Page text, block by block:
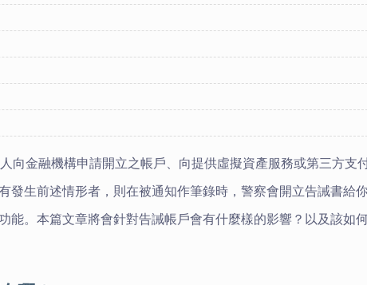
向金融機構申請開立之帳戶、向提供虛擬資產服務或第三方支
發生前述情形者，則在被通知作筆錄時，警察會開立告誡書給
能。本篇文章將會針對告誡帳戶會有什麼樣的影響？以及該如